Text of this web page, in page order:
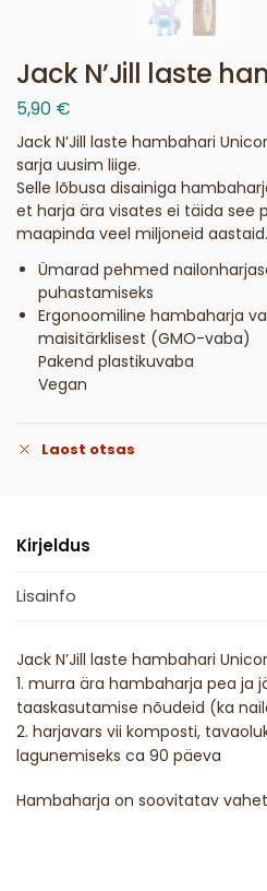
Jack N’Jill laste
5,90 €
Jack N’Jill laste hambahari
sarja uusim liige.
Selle lõbusa disainiga
et harja ära visates ei täida see
maapinda veel miljoneid aastaid.
Ümarad pehmed
puhastamiseks
Ergonoomiline hambaharja
maisitärklisest (GMO-vaba)
Pakend plastikuvaba
Vegan
Laost otsas
Kirjeldus
Lisainfo
Jack N’Jill laste hambahari
1. murra ära hambaharja pea ja
taaskasutamise nõudeid (ka
2. harjavars vii komposti,
lagunemiseks ca 90 päeva
Hambaharja on soovitatav